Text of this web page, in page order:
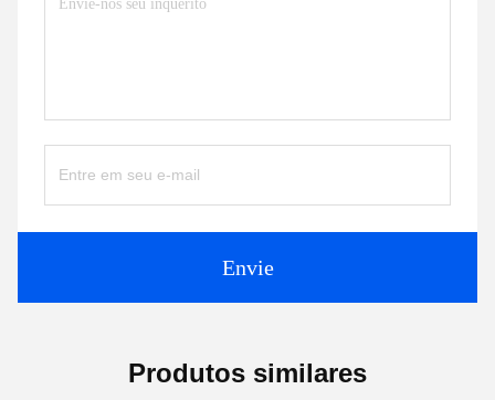
Envie
Produtos similares